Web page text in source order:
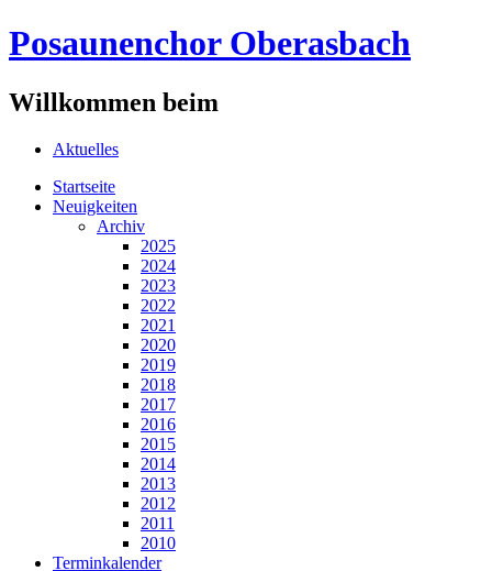
Posaunenchor Oberasbach
Willkommen beim
Aktuelles
Startseite
Neuigkeiten
Archiv
2025
2024
2023
2022
2021
2020
2019
2018
2017
2016
2015
2014
2013
2012
2011
2010
Terminkalender